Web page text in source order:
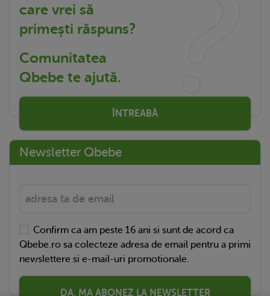
care vrei să
primești răspuns?
Comunitatea
Qbebe te ajută.
ÎNTREABĂ
Newsletter Qbebe
Confirm ca am peste 16 ani si sunt de acord ca
Qbebe.ro sa colecteze adresa de email pentru a primi
newslettere si e-mail-uri promotionale.
DA, MA ABONEZ LA NEWSLETTER